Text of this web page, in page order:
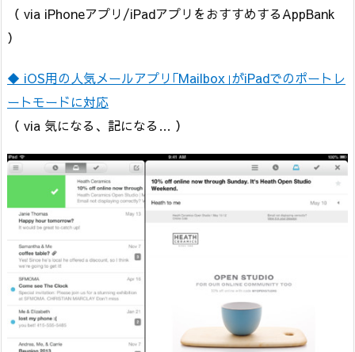
（ via iPhoneアプリ/iPadアプリをおすすめするAppBank
）
◆ iOS用の人気メールアプリ｢Mailbox｣がiPadでのポートレ
ートモードに対応
（ via 気になる、記になる… ）